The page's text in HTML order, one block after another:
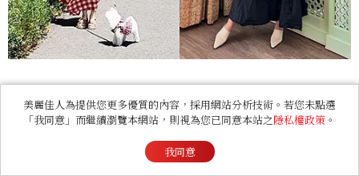
浪漫飄逸洋裝是想打造仙女系穿搭不可或缺的靈魂
單品，垂墜長版剪裁能拉長全身比例，縮腰設計也
能有顯瘦效果，無論搭配平底鞋、高跟鞋都適合，
美麗佳人為提供您更多優質的內容，採用網站分析技術。若您未點選
「我同意」而繼續瀏覽本網站，則視為您已同意本站之隱私權政策 。
我同意